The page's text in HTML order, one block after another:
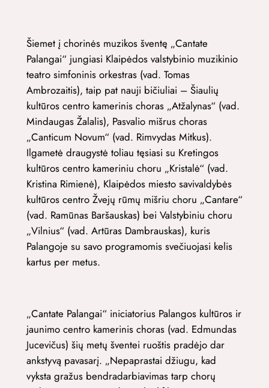
Šiemet į chorinės muzikos šventę „Cantate
Palangai“ jungiasi Klaipėdos valstybinio muzikinio
teatro simfoninis orkestras (vad. Tomas
Ambrozaitis), taip pat nauji bičiuliai – Šiaulių
kultūros centro kamerinis choras „Atžalynas“ (vad.
Mindaugas Žalalis), Pasvalio mišrus choras
„Canticum Novum“ (vad. Rimvydas Mitkus).
Ilgametė draugystė toliau tęsiasi su Kretingos
kultūros centro kameriniu choru „Kristalė“ (vad.
Kristina Rimienė), Klaipėdos miesto savivaldybės
kultūros centro Žvejų rūmų mišriu choru „Cantare“
(vad. Ramūnas Baršauskas) bei Valstybiniu choru
„Vilnius“ (vad. Artūras Dambrauskas), kuris
Palangoje su savo programomis svečiuojasi kelis
kartus per metus.
„Cantate Palangai“ iniciatorius Palangos kultūros ir
jaunimo centro kamerinis choras (vad. Edmundas
Jucevičus) šių metų šventei ruoštis pradėjo dar
ankstyvą pavasarį. „Nepaprastai džiugu, kad
vyksta gražus bendradarbiavimas tarp chorų